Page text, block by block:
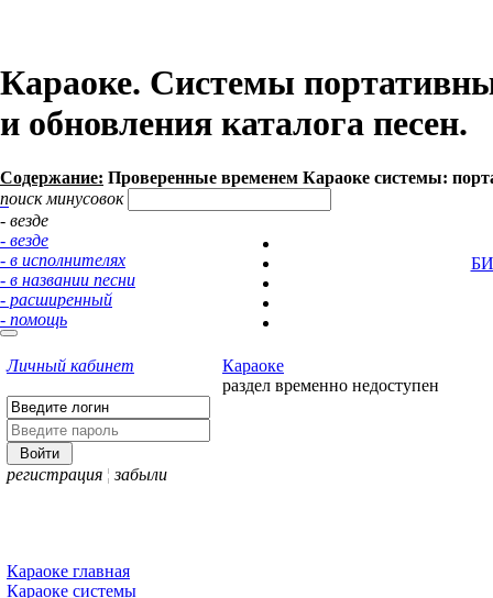
Караоке. Системы
и обновления каталога песен.
Содержание: Проверенные временем Караоке системы:
поиск минусовок
- везде
- везде
- в исполнителях
- в названии песни
- расширенный
- помощь
Личный кабинет
регистрация ¦ забыли
Караоке главная
Караоке системы
Караоке
раздел временно недоступен